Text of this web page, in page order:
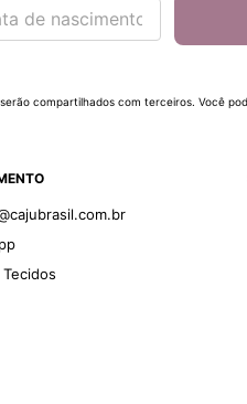
compartilhados com terceiros. Você